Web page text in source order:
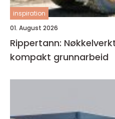
inspiration
01. August 2026
Rippertann:
kompakt grunnarbeid